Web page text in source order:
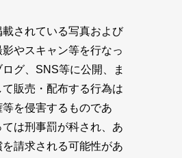
されている写真および
やスキャン等を行なっ
グ、SNS等に公開、ま
販売・配布する行為は
を侵害するものであ
ては刑事罰が科され、あ
請求される可能性があ